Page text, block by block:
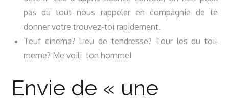
pas du tout nous rappeler en compagnie de te
donner votre trouvez-toi rapidement.
Teuf cinema? Lieu de tendresse? Tour les du toi-
meme? Me voili ton homme!
Envie de « une